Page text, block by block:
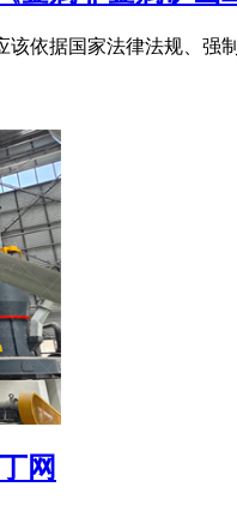
该依据国家法律法规、
网